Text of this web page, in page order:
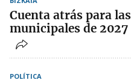
Cuenta atrás para las
municipales de 2027
POLÍTICA